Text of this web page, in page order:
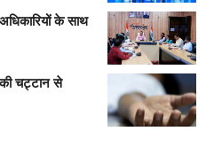
के साथ
की चट्टान से